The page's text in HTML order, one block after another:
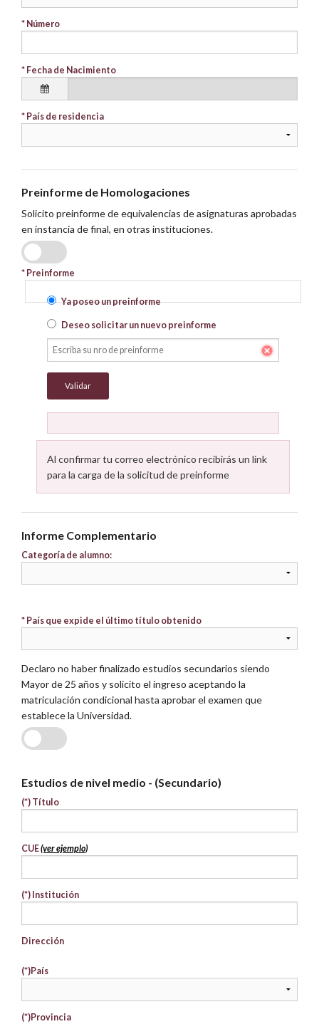
* Número
* Fecha de Nacimiento
* País de residencia
Preinforme de Homologaciones
Solicito preinforme de equivalencias de asignaturas aprobadas
en instancia de final, en otras instituciones.
NO
* Preinforme
Ya poseo un preinforme
Deseo solicitar un nuevo preinforme
Al confirmar tu correo electrónico recibirás un link
para la carga de la solicitud de preinforme
Informe Complementario
Categoría de alumno:
* País que expide el último título obtenido
Declaro no haber finalizado estudios secundarios siendo
Mayor de 25 años y solicito el ingreso aceptando la
matriculación condicional hasta aprobar el examen que
establece la Universidad.
NO
Estudios de nivel medio - (Secundario)
(*) Título
CUE(ver ejemplo)
(*) Institución
Dirección
(*)País
(*)Provincia